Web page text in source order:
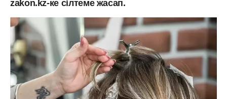
zakon.kz-ке сілтеме жасап.